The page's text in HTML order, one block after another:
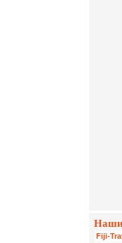
Наши
Fiji-